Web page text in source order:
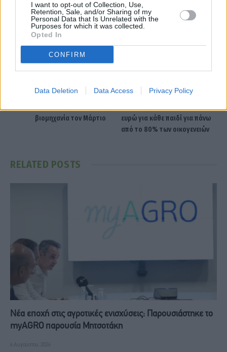
I want to opt-out of Collection, Use,
Retention, Sale, and/or Sharing of my
Personal Data that Is Unrelated with the
Purposes for which it was collected.
Opted In
CONFIRM
Data Deletion Data Access Privacy Policy
FacebookTwitter
ΕΛΣΤΑΤ: Αύξηση 27,4% στον
βιομηχανία τον Μάρτιο
Θ. Κοντογεώργης: Τον Ιούνιο η
ευρώ για κάθε παιδί για πάνω
από το 80% των οικογενειών
RELATED POSTS
Νέα εποχή στις αγροτικές ενισχύσεις: Παρουσιάστηκε το
myAGRO παρουσία Μητσοτάκη
6 Αυγούστου, 2026